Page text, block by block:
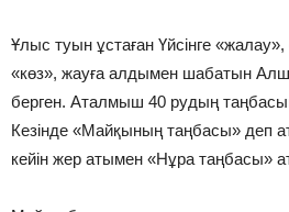
Ұлыс туын ұстаған Үйсінге
«көз», жауға алдымен шабатын
берген. Аталмыш 40 рудың
Кезінде «Майқының таңбасы» деп
кейін жер атымен «Нұра таңбасы»